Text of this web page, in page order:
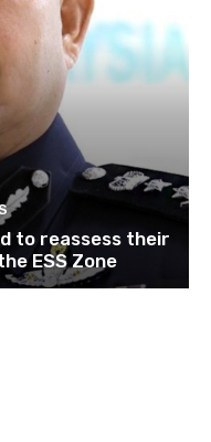
to reassess their
ESS Zone